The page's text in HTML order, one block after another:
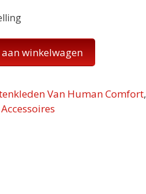
aan winkelwagen
Van Human Comfort,